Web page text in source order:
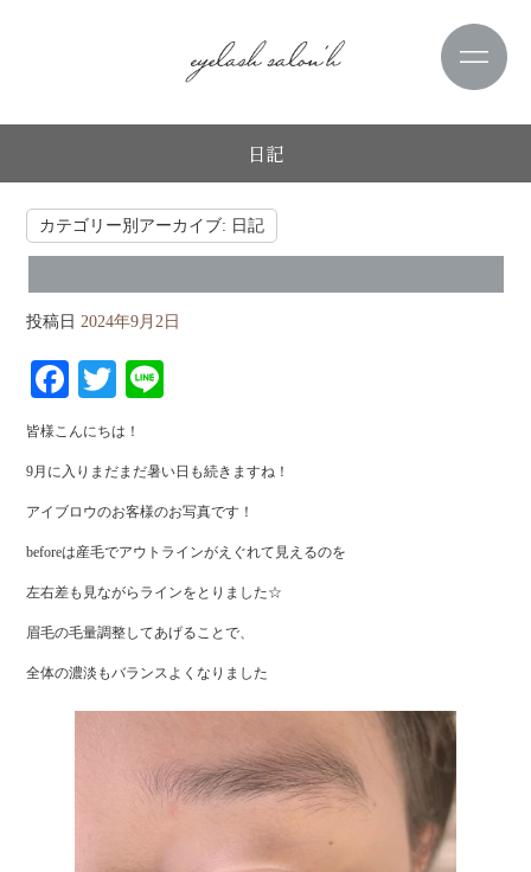
日記
カテゴリー別アーカイブ: 日記
投稿日 2024年9月2日
Fa
ce
bo
ok
T
wi
tte
r
皆様こんにちは！
9月に入りまだまだ暑い日も続きますね！
アイブロウのお客様のお写真です！
beforeは産毛でアウトラインがえぐれて見えるのを
左右差も見ながらラインをとりました☆
眉毛の毛量調整してあげることで、
全体の濃淡もバランスよくなりました